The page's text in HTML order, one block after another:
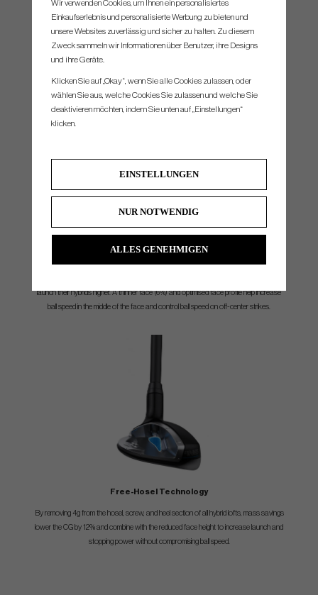
CarbonFly Wrap Crown
The CarbonFly Wrap crown saves weight, which is re-allocated to help lower the CG,
launch their hybrids higher. A thinner face (6%) and optimised face profile help increase
ball speed in the middle of the face and control ball speed on off-center strikes.
Free-Hosel Technology
By removing 4g from the hosel, screw, and heel section of all hybrid lofts, mass savings
lower the CG by 12% and combine with the reduced face height to increase launch and
stopping power without compromising ball speed.
Wir verwenden Cookies, um Ihnen ein personalisiertes
Einkaufserlebnis und personalisierte Werbung zu bieten und
unsere Websites zuverlässig und sicher zu halten. Zu diesem
Zweck sammeln wir Informationen über Benutzer, ihre Designs
und ihre Geräte.
Klicken Sie auf „Okay“, wenn Sie alle Cookies zulassen, oder
wählen Sie aus, welche Cookies Sie zulassen und welche Sie
deaktivieren möchten, indem Sie unten auf „Einstellungen“
klicken.
EINSTELLUNGEN
NUR NOTWENDIG
ALLES GENEHMIGEN